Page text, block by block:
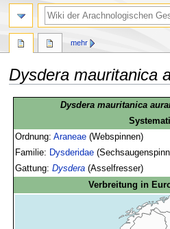
Dysdera mauritanica
springen
springen
Dysdera mauritanica
Ordnung:Araneae (Webspinnen)
Familie: Dysderidae
Gattung:Dysdera (Asselfresser)
Verbreitung in
mehr